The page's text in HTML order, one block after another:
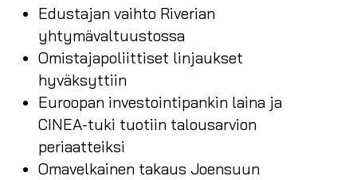
Edustajan vaihto Riverian
yhtymävaltuustossa
Omistajapoliittiset linjaukset
hyväksyttiin
Euroopan investointipankin laina ja
CINEA-tuki tuotiin talousarvion
periaatteiksi
Omavelkainen takaus Joensuun